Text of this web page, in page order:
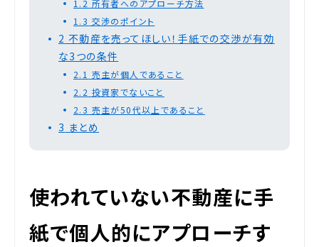
1.2 所有者へのアプローチ方法
1.3 交渉のポイント
2 不動産を売ってほしい！手紙での交渉が有効
な3つの条件
2.1 売主が個人であること
2.2 投資家でないこと
2.3 売主が50代以上であること
3 まとめ
使われていない不動産に手
紙で個人的にアプローチす